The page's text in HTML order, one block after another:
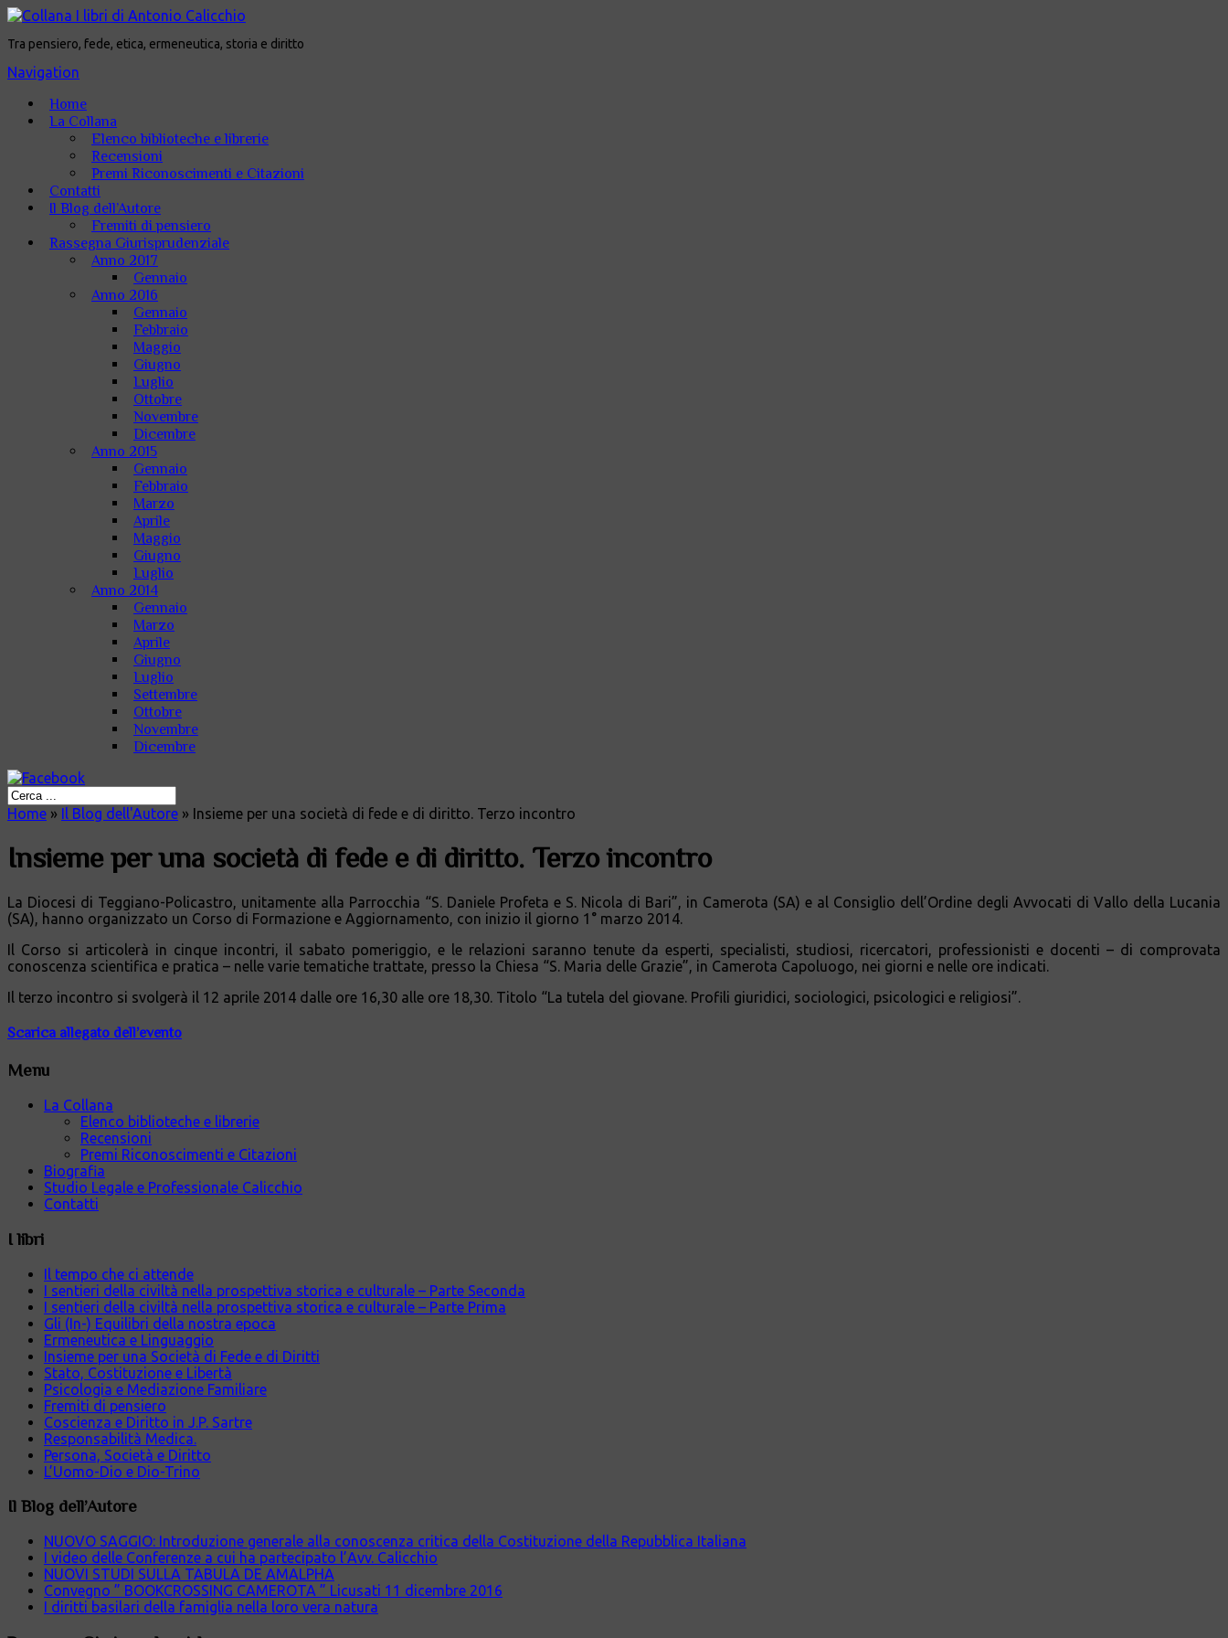
Tra pensiero, fede, etica, ermeneutica, storia e diritto
Navigation
Home
La Collana
Elenco biblioteche e librerie
Recensioni
Premi Riconoscimenti e Citazioni
Contatti
Il Blog dell’Autore
Fremiti di pensiero
Rassegna Giurisprudenziale
Anno 2017
Gennaio
Anno 2016
Gennaio
Febbraio
Maggio
Giugno
Luglio
Ottobre
Novembre
Dicembre
Anno 2015
Gennaio
Febbraio
Marzo
Aprile
Maggio
Giugno
Luglio
Anno 2014
Gennaio
Marzo
Aprile
Giugno
Luglio
Settembre
Ottobre
Novembre
Dicembre
Home » Il Blog dell'Autore » Insieme per una società di fede e di diritto. Terzo incontro
Insieme per una società di fede e di diritto. Terzo incontro
La Diocesi di Teggiano-Policastro, unitamente alla Parrocchia “S. Daniele Profeta e S. Nicola di Bari”, in Camerota (SA) e al Consiglio dell’Ordine degli Avvocati di Vallo della Lucania
(SA), hanno organizzato un Corso di Formazione e Aggiornamento, con inizio il giorno 1° marzo 2014.
Il Corso si articolerà in cinque incontri, il sabato pomeriggio, e le relazioni saranno tenute da esperti, specialisti, studiosi, ricercatori, professionisti e docenti – di comprovata
conoscenza scientifica e pratica – nelle varie tematiche trattate, presso la Chiesa “S. Maria delle Grazie”, in Camerota Capoluogo, nei giorni e nelle ore indicati.
Il terzo incontro si svolgerà il 12 aprile 2014 dalle ore 16,30 alle ore 18,30. Titolo “La tutela del giovane. Profili giuridici, sociologici, psicologici e religiosi”.
Scarica allegato dell’evento
Menu
La Collana
Elenco biblioteche e librerie
Recensioni
Premi Riconoscimenti e Citazioni
Biografia
Studio Legale e Professionale Calicchio
Contatti
I libri
Il tempo che ci attende
I sentieri della civiltà nella prospettiva storica e culturale – Parte Seconda
I sentieri della civiltà nella prospettiva storica e culturale – Parte Prima
Gli (In-) Equilibri della nostra epoca
Ermeneutica e Linguaggio
Insieme per una Società di Fede e di Diritti
Stato, Costituzione e Libertà
Psicologia e Mediazione Familiare
Fremiti di pensiero
Coscienza e Diritto in J.P. Sartre
Responsabilità Medica.
Persona, Società e Diritto
L’Uomo-Dio e Dio-Trino
Il Blog dell’Autore
NUOVO SAGGIO: Introduzione generale alla conoscenza critica della Costituzione della Repubblica Italiana
I video delle Conferenze a cui ha partecipato l’Avv. Calicchio
NUOVI STUDI SULLA TABULA DE AMALPHA
Convegno ” BOOKCROSSING CAMEROTA ” Licusati 11 dicembre 2016
I diritti basilari della famiglia nella loro vera natura